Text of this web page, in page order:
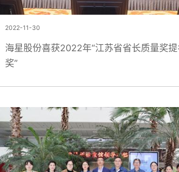
2022-11-30
海星股份喜获2022年“江苏省省长质量奖提
奖”